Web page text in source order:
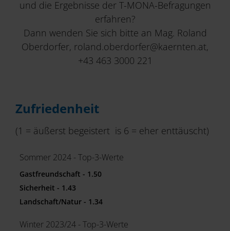
Unternehmen
Marktforschungen & Statistiken
Wissen & Innovation
Convention
Apps & Widgets
AGBs
Informationsfreiheitsgesetz
und die Ergebnisse der T-MONA-Befragungen
erfahren?
Dann wenden Sie sich bitte an Mag. Roland
Oberdorfer, roland.oberdorfer@kaernten.at,
+43 463 3000 221
Zufriedenheit
(1 = äußerst begeistert is 6 = eher enttäuscht)
Sommer 2024 - Top-3-Werte
Gastfreundschaft - 1.50
Sicherheit - 1.43
Landschaft/Natur - 1.34
Winter 2023/24 - Top-3-Werte